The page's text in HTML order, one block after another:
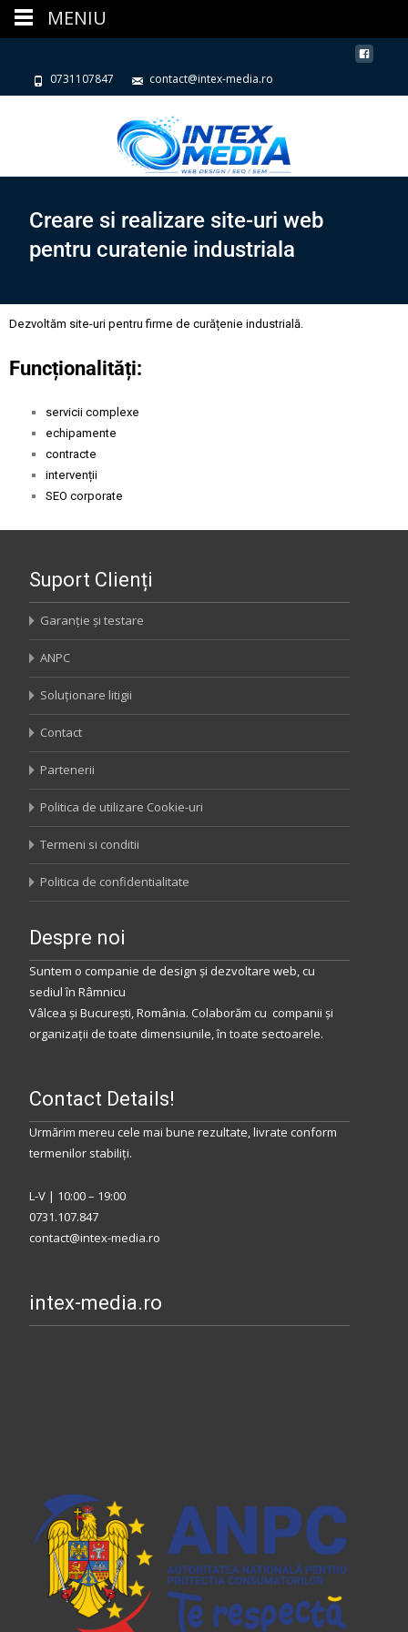
0731107847 contact@intex-media.ro
Creare si realizare site-uri web
pentru curatenie industriala
Dezvoltăm site-uri pentru firme de curățenie industrială.
Funcționalități:
servicii complexe
echipamente
contracte
intervenții
SEO corporate
Suport Clienți
Garanție și testare
ANPC
Soluționare litigii
Contact
Partenerii
Politica de utilizare Cookie-uri
Termeni si conditii
Politica de confidentialitate
Despre noi
Suntem o companie de design și dezvoltare web, cu
sediulîn Râmnicu
Vâlcea și București,România. Colaborăm cu companii și
organizații de toate dimensiunile, în toate sectoarele.
Contact Details!
Urmărim mereu cele mai bune rezultate, livrate conform
termenilor stabiliţi.
L-V | 10:00 – 19:00
0731.107.847
contact@intex-media.ro
intex-media.ro
MENIU